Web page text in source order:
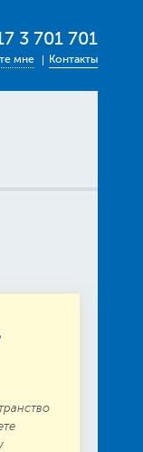
3 701 701
мне Контакты